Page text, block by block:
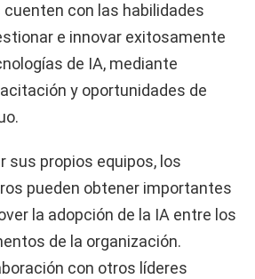
con las habilidades
e innovar exitosamente
de IA, mediante
y oportunidades de
sus propios equipos, los
pueden obtener importantes
la adopción de la IA entre los
de la organización.
con otros líderes